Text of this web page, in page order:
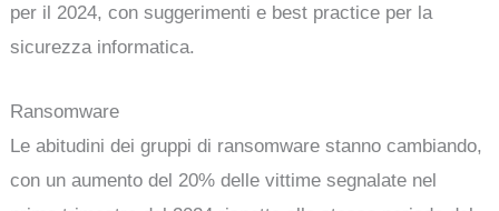
per il 2024, con suggerimenti e best practice per la
sicurezza informatica.
Ransomware
Le abitudini dei gruppi di ransomware stanno cambiando,
con un aumento del 20% delle vittime segnalate nel